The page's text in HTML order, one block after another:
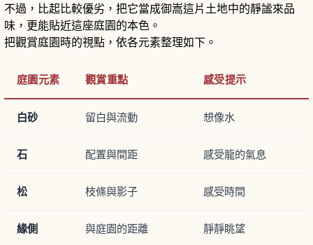
不過，比起比較優劣，把它當成御嵩這片土地中的靜謐來品
味，更能貼近這座庭園的本色。
把觀賞庭園時的視點，依各元素整理如下。
庭園元素 觀賞重點 感受提示
白砂 留白與流動 想像水
石 配置與間距 感受龍的氣息
松 枝條與影子 感受時間
緣側 與庭園的距離 靜靜眺望